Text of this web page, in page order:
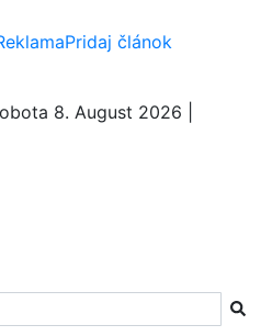
Pridaj článok
8. August 2026 |